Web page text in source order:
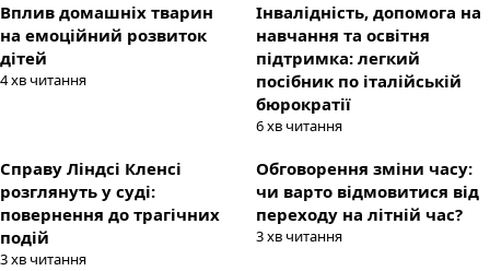
Вплив домашніх тварин
на емоційний розвиток
дітей
4хв читання
Інвалідність, допомога на
навчання та освітня
підтримка: легкий
посібник по італійській
бюрократії
6хв читання
Справу Ліндсі Кленсі
розглянуть у суді:
повернення до трагічних
подій
3хв читання
Обговорення зміни часу:
чи варто відмовитися від
переходу на літній час?
3хв читання